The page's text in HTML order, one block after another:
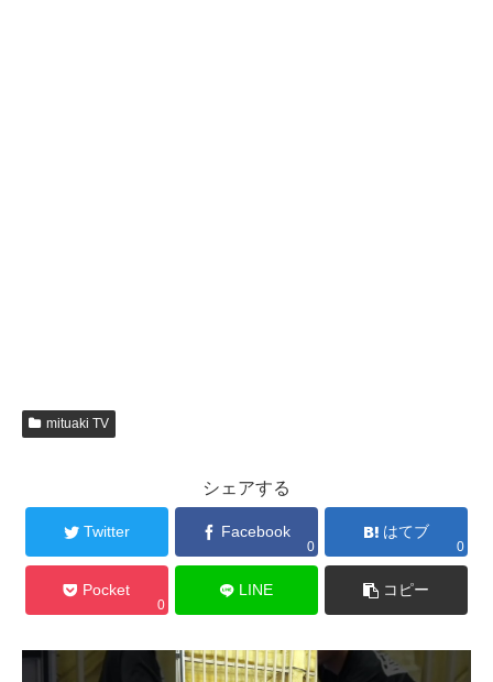
mituaki TV
シェアする
Twitter Facebook
0
はてブ
0
Pocket
0
LINE コピー